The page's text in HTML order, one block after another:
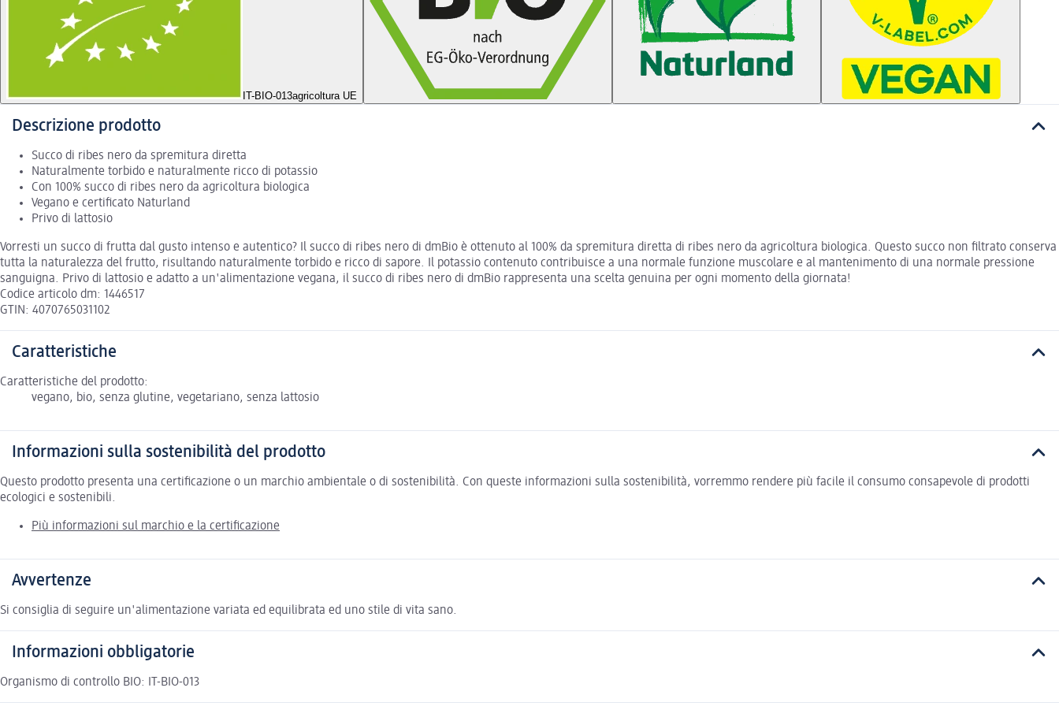
IT-BIO-013agricoltura UE
Descrizione prodotto
Succo di ribes nero da spremitura diretta
Naturalmente torbido e naturalmente ricco di potassio
Con 100% succo di ribes nero da agricoltura biologica
Vegano e certificato Naturland
Privo di lattosio
Vorresti un succo di frutta dal gusto intenso e autentico? Il succo di ribes nero di dmBio è ottenuto al 100% da spremitura diretta di ribes nero da agricoltura biologica. Questo succo non filtrato conserva
tutta la naturalezza del frutto, risultando naturalmente torbido e ricco di sapore. Il potassio contenuto contribuisce a una normale funzione muscolare e al mantenimento di una normale pressione
sanguigna. Privo di lattosio e adatto a un'alimentazione vegana, il succo di ribes nero di dmBio rappresenta una scelta genuina per ogni momento della giornata!
Codice articolo dm: 1446517
GTIN: 4070765031102
Caratteristiche
Caratteristiche del prodotto:
vegano, bio, senza glutine, vegetariano, senza lattosio
Informazioni sulla sostenibilità del prodotto
Questo prodotto presenta una certificazione o un marchio ambientale o di sostenibilità. Con queste informazioni sulla sostenibilità, vorremmo rendere più facile il consumo consapevole di prodotti
ecologici e sostenibili.
Più informazioni sul marchio e la certificazione
Avvertenze
Si consiglia di seguire un'alimentazione variata ed equilibrata ed uno stile di vita sano.
Informazioni obbligatorie
Organismo di controllo BIO: IT-BIO-013